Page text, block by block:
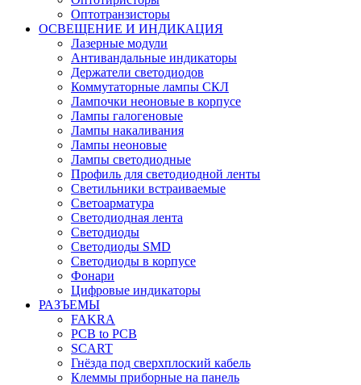
Оптотранзисторы
ОСВЕЩЕНИЕ И ИНДИКАЦИЯ
Лазерные модули
Антивандальные индикаторы
Держатели светодиодов
Коммутаторные лампы СКЛ
Лампочки неоновые в корпусе
Лампы галогеновые
Лампы накаливания
Лампы неоновые
Лампы светодиодные
Профиль для светодиодной ленты
Светильники встраиваемые
Светоарматура
Светодиодная лента
Светодиоды
Светодиоды SMD
Светодиоды в корпусе
Фонари
Цифровые индикаторы
РАЗЪЕМЫ
FAKRA
PCB to PCB
SCART
Гнёзда под сверхплоский кабель
Клеммы приборные на панель